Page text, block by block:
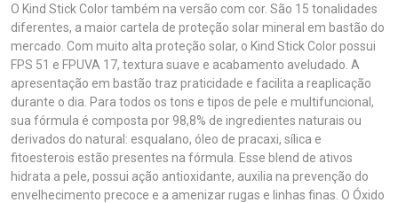
O Kind Stick Color também na versão com cor. São 15 tonalidades
diferentes, a maior cartela de proteção solar mineral em bastão do
mercado. Com muito alta proteção solar, o Kind Stick Color possui
FPS 51 e FPUVA 17, textura suave e acabamento aveludado. A
apresentação em bastão traz praticidade e facilita a reaplicação
durante o dia. Para todos os tons e tipos de pele e multifuncional,
sua fórmula é composta por 98,8% de ingredientes naturais ou
derivados do natural: esqualano, óleo de pracaxi, sílica e
fitoesterois estão presentes na fórmula. Esse blend de ativos
hidrata a pele, possui ação antioxidante, auxilia na prevenção do
envelhecimento precoce e a amenizar rugas e linhas finas. O Óxido